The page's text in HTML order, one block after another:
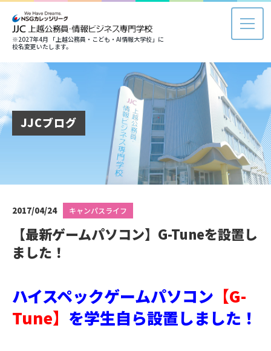
※2027年4月 「上越公務員・こども・AI情報大学校」に
校名変更いたします。
JJCブログ
2017/04/24 キャンパスライフ
【最新ゲームパソコン】G-Tuneを設置し
ました！
ハイスペックゲームパソコン 【G-
Tune】 を学生自ら設置しました！